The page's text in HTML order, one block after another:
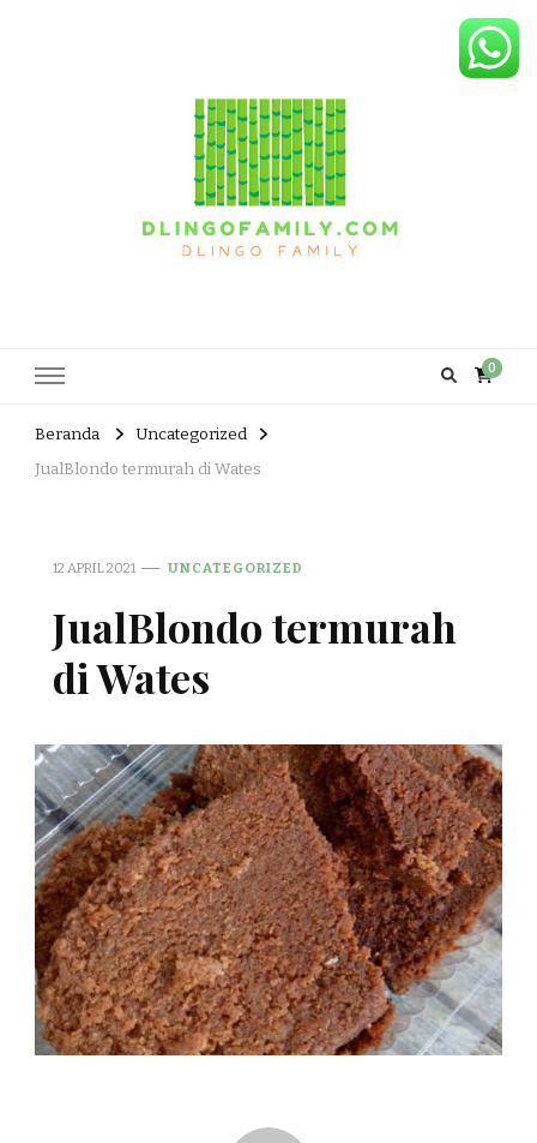
0
Beranda
Uncategorized
JualBlondo termurah di Wates
12 APRIL 2021 UNCATEGORIZED
JualBlondo termurah
di Wates